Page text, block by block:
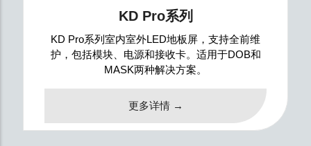
KD Pro系列
KD Pro系列室内室外LED地板屏，支持全前维
护，包括模块、电源和接收卡。适用于DOB和
MASK两种解决方案。
更多详情 →